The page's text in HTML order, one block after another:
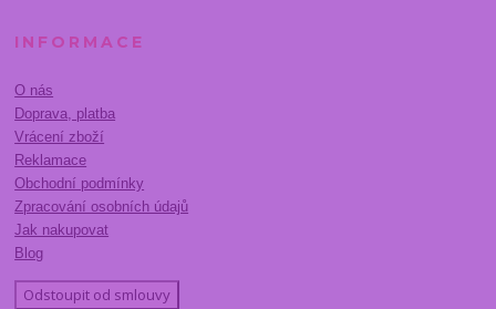
INFORMACE
O nás
Doprava, platba
Vrácení zboží
Reklamace
Obchodní podmínky
Zpracování osobních údajů
Jak nakupovat
Blog
Odstoupit od smlouvy